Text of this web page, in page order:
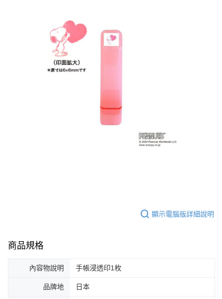
顯示電腦版詳細說明
商品規格
內容物說明 手帳浸透印1枚
品牌地 日本